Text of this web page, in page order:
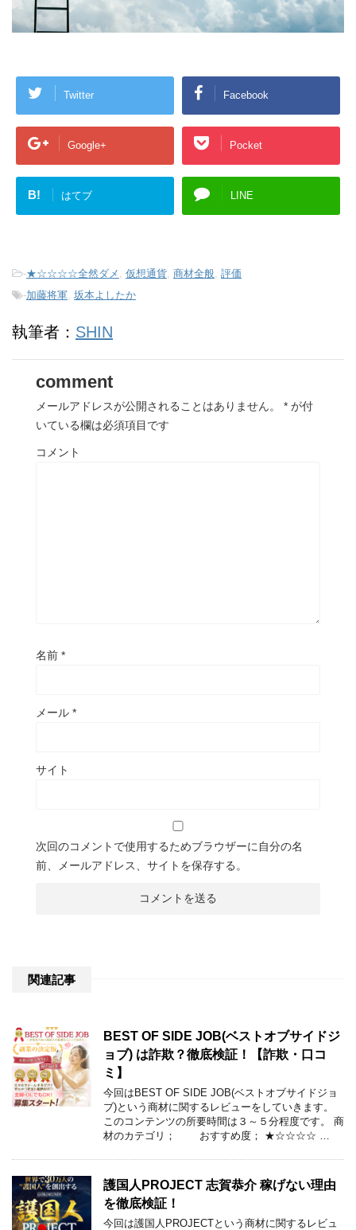
Twitter Facebook
Google+ Pocket
B! はてブ LINE
-★☆☆☆☆全然ダメ 仮想通貨 商材全般 評価
-加藤将軍 坂本よしたか
執筆者： SHIN
comment
メールアドレスが公開されることはありません。 * が付
いている欄は必須項目です
コメント
名前 *
メール *
サイト
次回のコメントで使用するためブラウザーに自分の名
前、メールアドレス、サイトを保存する。
関連記事
BEST OF SIDE JOB(ベストオブサイドジ
ョブ) は詐欺？徹底検証！【詐欺・口コ
ミ】
今回はBEST OF SIDE JOB(ベストオブサイドジョ
ブ)という商材に関するレビューをしていきます。
このコンテンツの所要時間は３～５分程度です。 商
材のカテゴリ； おすすめ度； ★☆☆☆☆ …
護国人PROJECT 志賀恭介 稼げない理由
を徹底検証！
今回は護国人PROJECTという商材に関するレビュ